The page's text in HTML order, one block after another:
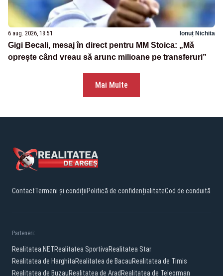
6 aug. 2026, 18:51 Ionuț Nichita
Gigi Becali, mesaj în direct pentru MM Stoica: „Mă
oprește când vreau să arunc milioane pe transferuri”
Mai Multe
ContactTermeni și condițiiPolitică de confidențialitateCod de conduită
Parteneri:
Realitatea.NETRealitatea SportivaRealitatea Star
Realitatea de HarghitaRealitatea de BacauRealitatea de Timis
Realitatea de BuzauRealitatea de Arad Realitatea de Teleorman